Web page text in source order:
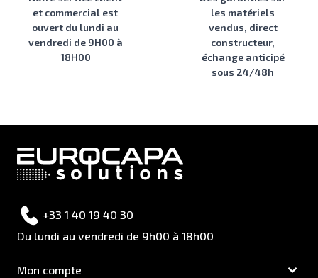
et commercial est
ouvert du lundi au
vendredi de 9H00 à
18H00
les matériels
vendus, direct
constructeur,
échange anticipé
sous 24/48h
+33 1 40 19 40 30
Du lundi au vendredi de 9h00 à 18h00
Mon compte